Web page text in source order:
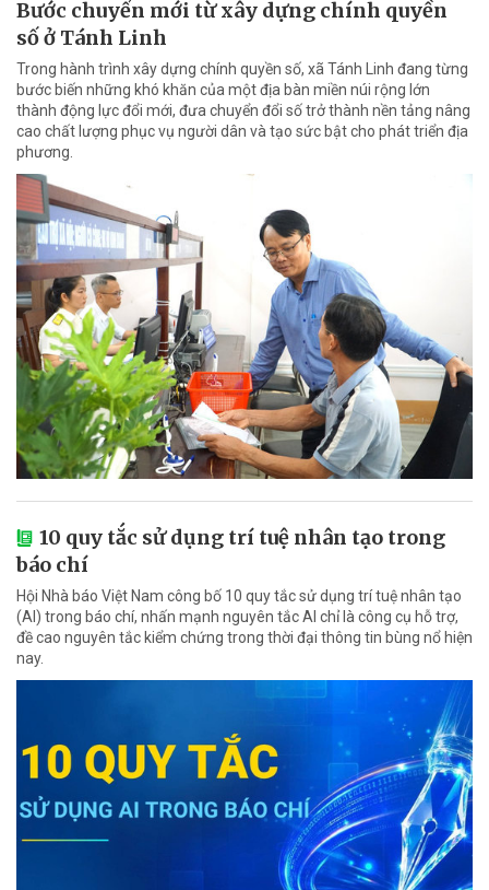
Bước chuyển mới từ xây dựng chính quyền
số ở Tánh Linh
Trong hành trình xây dựng chính quyền số, xã Tánh Linh đang từng
bước biến những khó khăn của một địa bàn miền núi rộng lớn
thành động lực đổi mới, đưa chuyển đổi số trở thành nền tảng nâng
cao chất lượng phục vụ người dân và tạo sức bật cho phát triển địa
phương.
10 quy tắc sử dụng trí tuệ nhân tạo trong
báo chí
Hội Nhà báo Việt Nam công bố 10 quy tắc sử dụng trí tuệ nhân tạo
(AI) trong báo chí, nhấn mạnh nguyên tắc AI chỉ là công cụ hỗ trợ,
đề cao nguyên tắc kiểm chứng trong thời đại thông tin bùng nổ hiện
nay.